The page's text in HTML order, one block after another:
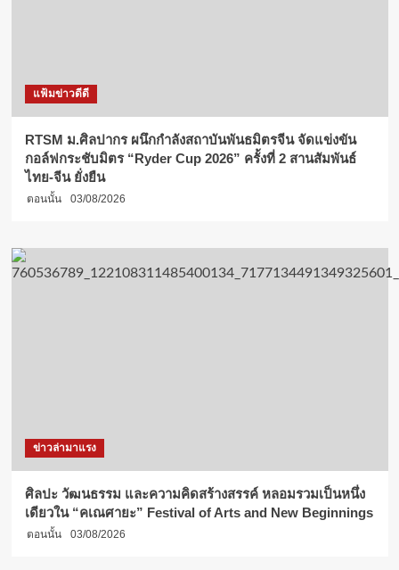
แฟ้มข่าวดีดี
RTSM ม.ศิลปากร ผนึกกำลังสถาบันพันธมิตรจีน จัดแข่งขัน
กอล์ฟกระชับมิตร “Ryder Cup 2026” ครั้งที่ 2 สานสัมพันธ์
ไทย-จีน ยั่งยืน
ตอนนั้น 03/08/2026
ข่าวล่ามาแรง
ศิลปะ วัฒนธรรม และความคิดสร้างสรรค์ หลอมรวมเป็นหนึ่ง
เดียวใน “คเณศายะ” Festival of Arts and New Beginnings
ตอนนั้น 03/08/2026